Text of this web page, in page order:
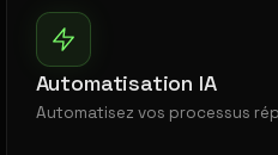
Automatisation IA
Automatisez vos processus